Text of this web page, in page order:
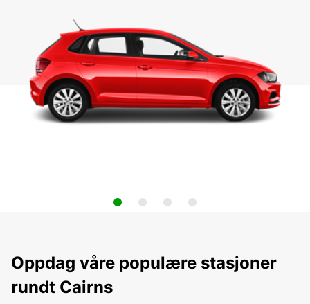
Oppdag våre populære stasjoner
rundt Cairns